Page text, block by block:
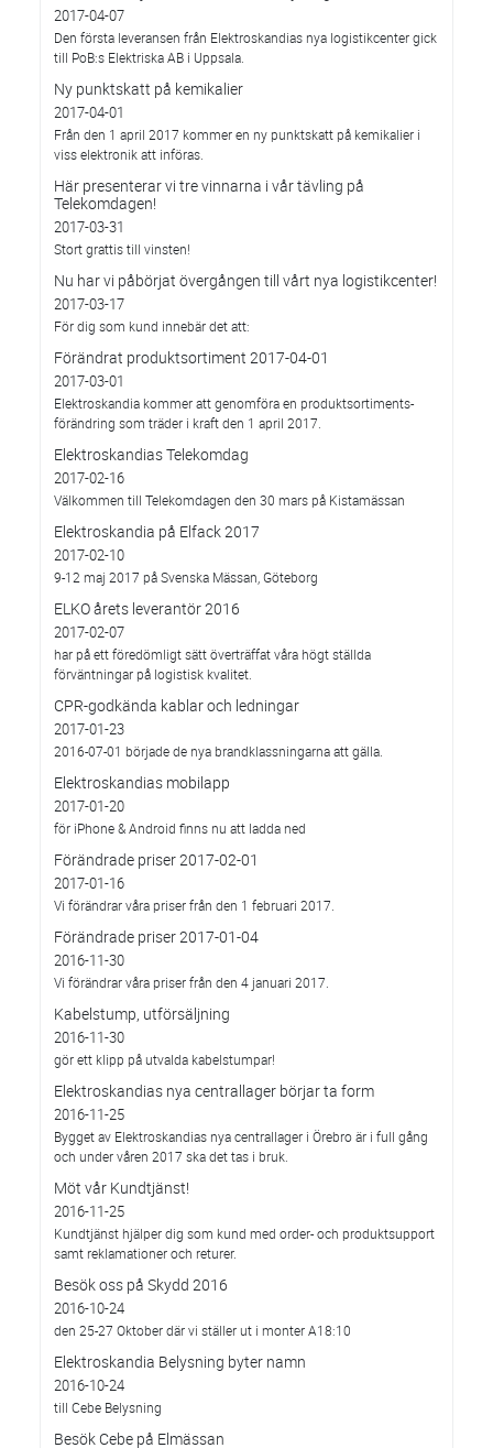
2017-04-07
Den första leveransen från Elektroskandias nya logistikcenter gick
till PoB:s Elektriska AB i Uppsala.
Ny punktskatt på kemikalier
2017-04-01
Från den 1 april 2017 kommer en ny punktskatt på kemikalier i
viss elektronik att införas.
Här presenterar vi tre vinnarna i vår tävling på
Telekomdagen!
2017-03-31
Stort grattis till vinsten!
Nu har vi påbörjat övergången till vårt nya logistikcenter!
2017-03-17
För dig som kund innebär det att:
Förändrat produktsortiment 2017-04-01
2017-03-01
Elektroskandia kommer att genomföra en produktsortiments-
förändring som träder i kraft den 1 april 2017.
Elektroskandias Telekomdag
2017-02-16
Välkommen till Telekomdagen den 30 mars på Kistamässan
Elektroskandia på Elfack 2017
2017-02-10
9-12 maj 2017 på Svenska Mässan, Göteborg
ELKO årets leverantör 2016
2017-02-07
har på ett föredömligt sätt överträffat våra högt ställda
förväntningar på logistisk kvalitet.
CPR-godkända kablar och ledningar
2017-01-23
2016-07-01 började de nya brandklassningarna att gälla.
Elektroskandias mobilapp
2017-01-20
för iPhone & Android finns nu att ladda ned
Förändrade priser 2017-02-01
2017-01-16
Vi förändrar våra priser från den 1 februari 2017.
Förändrade priser 2017-01-04
2016-11-30
Vi förändrar våra priser från den 4 januari 2017.
Kabelstump, utförsäljning
2016-11-30
gör ett klipp på utvalda kabelstumpar!
Elektroskandias nya centrallager börjar ta form
2016-11-25
Bygget av Elektroskandias nya centrallager i Örebro är i full gång
och under våren 2017 ska det tas i bruk.
Möt vår Kundtjänst!
2016-11-25
Kundtjänst hjälper dig som kund med order- och produktsupport
samt reklamationer och returer.
Besök oss på Skydd 2016
2016-10-24
den 25-27 Oktober där vi ställer ut i monter A18:10
Elektroskandia Belysning byter namn
2016-10-24
till Cebe Belysning
Besök Cebe på Elmässan